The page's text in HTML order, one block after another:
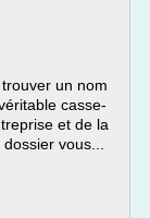
un nom
casse-
et de la
vous...